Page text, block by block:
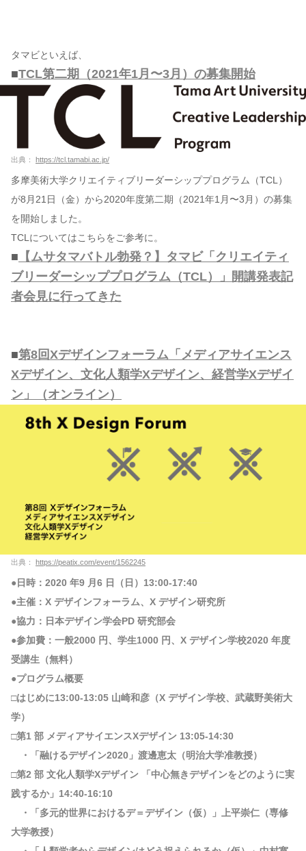
タマビといえば、
■TCL第二期（2021年1月〜3月）の募集開始
出典： https://tcl.tamabi.ac.jp/
多摩美術大学クリエイティブリーダーシッププログラム（TCL）
が8月21日（金）から2020年度第二期（2021年1月〜3月）の募集
を開始しました。
TCLについてはこちらをご参考に。
■ 【ムサタマバトル勃発？】タマビ「クリエイティ
ブリーダーシッププログラム（TCL）」開講発表記
者会見に行ってきた
■第8回Xデザインフォーラム「メディアサイエンス
Xデザイン、文化人類学Xデザイン、経営学Xデザイ
ン」（オンライン）
出典： https://peatix.com/event/1562245
●⽇時：2020 年9 ⽉6 ⽇（⽇）13:00-17:40
●主催：X デザインフォーラム、X デザイン研究所
●協⼒：⽇本デザイン学会PD 研究部会
●参加費：⼀般2000 円、学⽣1000 円、X デザイン学校2020 年度
受講⽣（無料）
●プログラム概要
□はじめに13:00-13:05 ⼭崎和彦（X デザイン学校、武蔵野美術⼤
学）
□第1 部 メディアサイエンスXデザイン 13:05-14:30
・「融けるデザイン2020」渡邊恵太（明治⼤学准教授）
□第2 部 ⽂化⼈類学Xデザイン 「中⼼無きデザインをどのように実
践するか」14:40-16:10
・「多元的世界におけるデ＝デザイン（仮）」上平崇仁（専修
⼤学教授）